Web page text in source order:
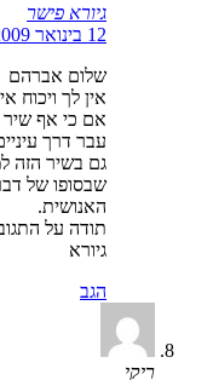
גיורא פישר
12 בינואר 2009 ב 19:35
שלום אברהם
אין לך ויכוח
אם כי אף
עבר דרך
גם בשיר הזה
שבסופו של
האנושית.
תודה על
גיורא
הגב
ריקי